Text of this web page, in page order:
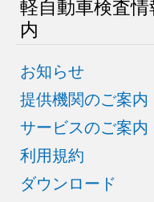
軽自動車検査情
内
お知らせ
提供機関のご案内
サービスのご案内
利用規約
ダウンロード